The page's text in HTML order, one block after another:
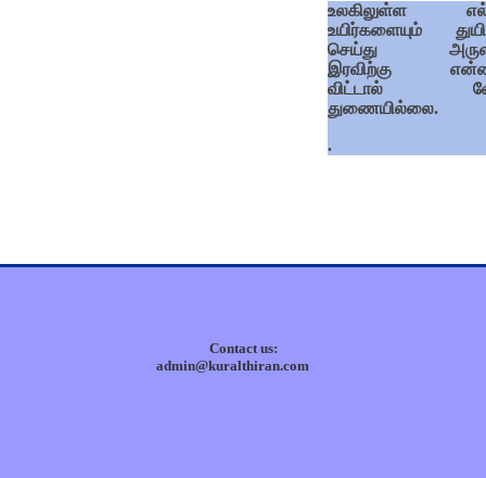
உலகிலுள்ள
உயிர்களையும்
செய்து
இரவிற்கு
விட்டால்
துணையில்லை.
.
Contact us:
admin@kuralthiran.com